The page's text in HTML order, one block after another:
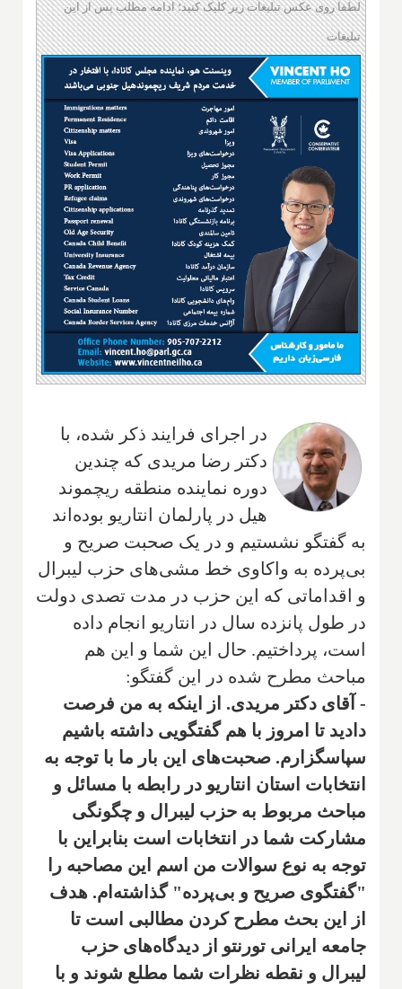
لطفا روی عکس تبلیغات زیر کلیک کنید؛ ادامه مطلب پس از این
تبلیغات
در اجرای فرایند ذکر شده، با
دکتر رضا مریدی که چندین
دوره نماینده منطقه ریچموند
هیل در پارلمان انتاریو بوده‌اند
به گفتگو نشستیم و در یک صحبت صریح و
بی‌پرده به واکاوی خط مشی‌های حزب لیبرال
و اقداماتی که این حزب در مدت تصدی دولت
در طول پانزده سال در انتاریو انجام داده
است، پرداختیم. حال این شما و این هم
مباحث مطرح شده در این گفتگو:
- آقای دکتر مریدی. از اینکه به من فرصت
دادید تا امروز با هم گفتگویی داشته باشیم
سپاسگزارم. صحبت‌های این بار ما با توجه به
انتخابات استان انتاریو در رابطه با مسائل و
مباحث مربوط به حزب لیبرال و چگونگی
مشارکت شما در انتخابات است بنابراین با
توجه به نوع سوالات من اسم این مصاحبه را
"گفتگوی صریح و بی‌پرده" گذاشته‌ام. هدف
از این بحث مطرح کردن مطالبی است تا
جامعه ایرانی تورنتو از دیدگاه‌های حزب
لیبرال و نقطه نظرات شما مطلع شوند و با